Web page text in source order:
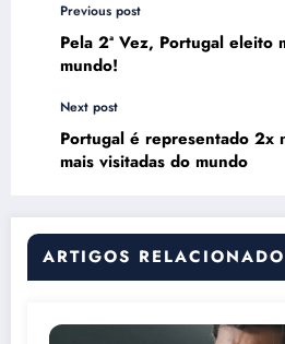
Previous post
Pela 2ª Vez, Portugal eleito
mundo!
Next post
Portugal é representado 2x
mais visitadas do mundo
ARTIGOS